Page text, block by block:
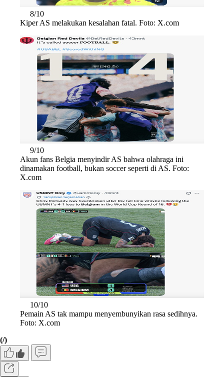
8/10
Kiper AS melakukan kesalahan fatal. Foto: X.com
9/10
Akun fans Belgia menyindir AS bahwa olahraga ini
dinamakan football, bukan soccer seperti di AS. Foto:
X.com
10/10
Pemain AS tak mampu menyembunyikan rasa sedihnya.
Foto: X.com
(/)